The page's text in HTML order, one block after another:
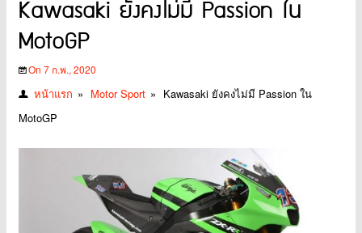
Kawasaki ยังคงไม่มี Passion ใน
MotoGP
On 7 ก.พ., 2020
หน้าแรก » Motor Sport » Kawasaki ยังคงไม่มี Passion ใน
MotoGP